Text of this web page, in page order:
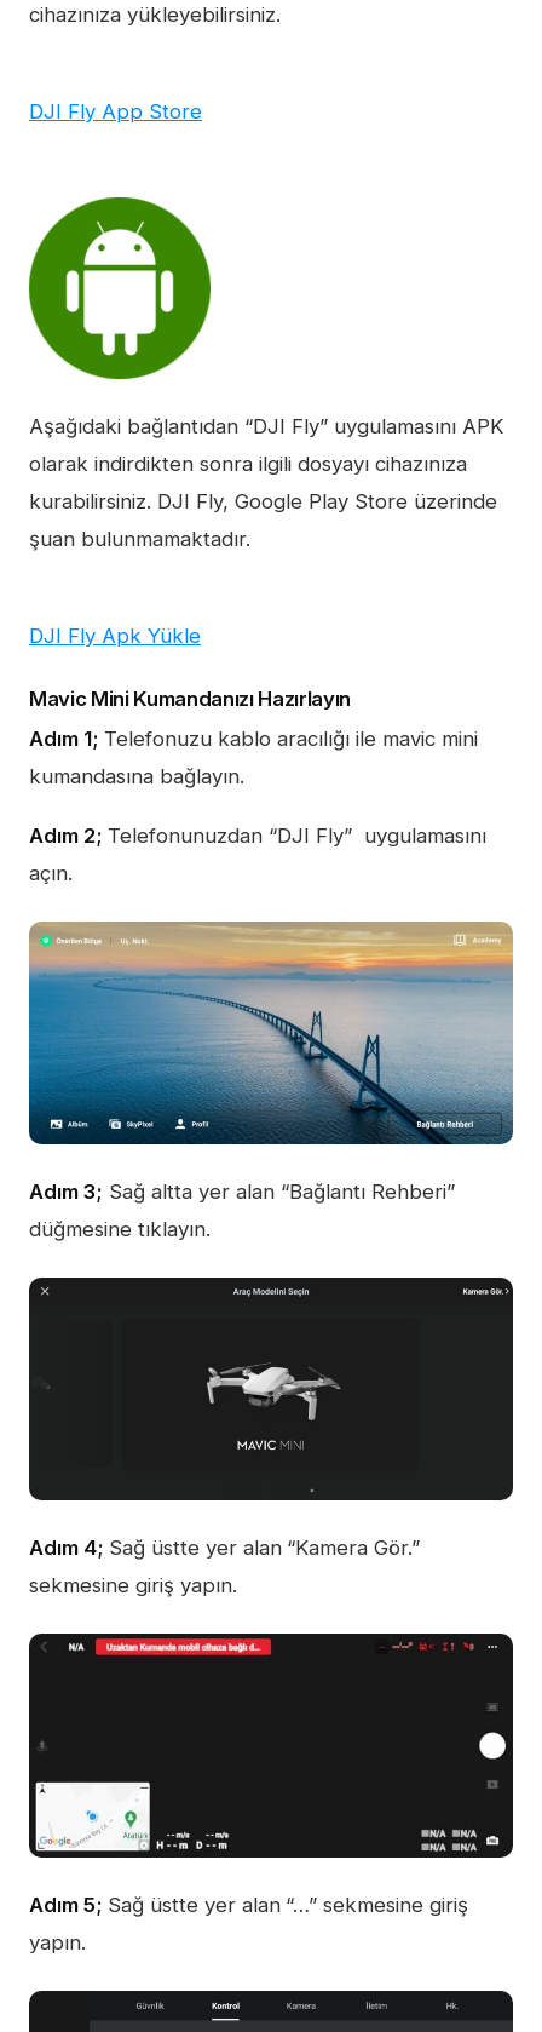
cihazınıza yükleyebilirsiniz.
DJI Fly App Store
Aşağıdaki bağlantıdan “DJI Fly” uygulamasını APK
olarak indirdikten sonra ilgili dosyayı cihazınıza
kurabilirsiniz. DJI Fly, Google Play Store üzerinde
şuan bulunmamaktadır.
DJI Fly Apk Yükle
Mavic Mini Kumandanızı Hazırlayın
Adım 1; Telefonuzu kablo aracılığı ile mavic mini
kumandasına bağlayın.
Adım 2; Telefonunuzdan “DJI Fly” uygulamasını
açın.
Adım 3; Sağ altta yer alan “Bağlantı Rehberi”
düğmesine tıklayın.
Adım 4; Sağ üstte yer alan “Kamera Gör.”
sekmesine giriş yapın.
Adım 5; Sağ üstte yer alan “…” sekmesine giriş
yapın.